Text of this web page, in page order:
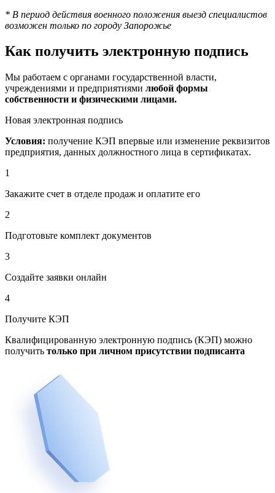
* В период действия военного положения выезд специалистов
возможен только по городу Запорожье
Как получить электронную подпись
Мы работаем с органами государственной власти,
учреждениями и предприятиями любой формы
собственности и физическими лицами.
Новая электронная подпись
Условия: получение КЭП впервые или изменение реквизитов
предприятия, данных должностного лица в сертификатах.
1
Закажите счет в отделе продаж и оплатите его
2
Подготовьте комплект документов
3
Создайте заявки онлайн
4
Получите КЭП
Квалифицированную электронную подпись (КЭП) можно
получить только при личном присутствии подписанта